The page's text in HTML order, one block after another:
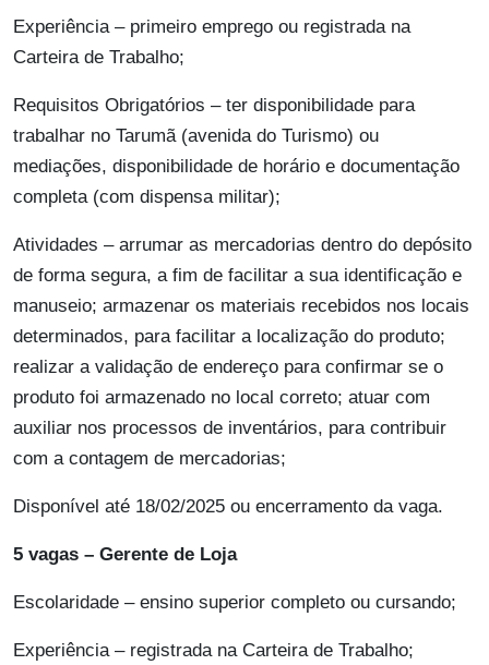
Experiência – primeiro emprego ou registrada na
Carteira de Trabalho;
Requisitos Obrigatórios – ter disponibilidade para
trabalhar no Tarumã (avenida do Turismo) ou
mediações, disponibilidade de horário e documentação
completa (com dispensa militar);
Atividades – arrumar as mercadorias dentro do depósito
de forma segura, a fim de facilitar a sua identificação e
manuseio; armazenar os materiais recebidos nos locais
determinados, para facilitar a localização do produto;
realizar a validação de endereço para confirmar se o
produto foi armazenado no local correto; atuar com
auxiliar nos processos de inventários, para contribuir
com a contagem de mercadorias;
Disponível até 18/02/2025 ou encerramento da vaga.
5 vagas – Gerente de Loja
Escolaridade – ensino superior completo ou cursando;
Experiência – registrada na Carteira de Trabalho;